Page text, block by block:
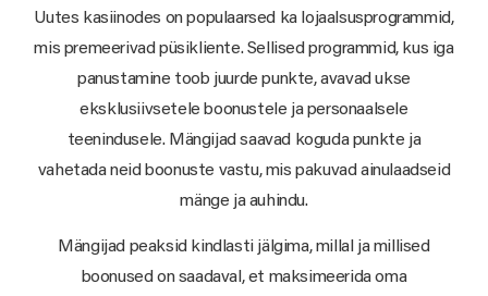
Uutes kasiinodes on populaarsed ka lojaalsusprogrammid,
mis premeerivad püsikliente. Sellised programmid, kus iga
panustamine toob juurde punkte, avavad ukse
eksklusiivsetele boonustele ja personaalsele
teenindusele. Mängijad saavad koguda punkte ja
vahetada neid boonuste vastu, mis pakuvad ainulaadseid
mänge ja auhindu.
Mängijad peaksid kindlasti jälgima, millal ja millised
boonused on saadaval, et maksimeerida oma